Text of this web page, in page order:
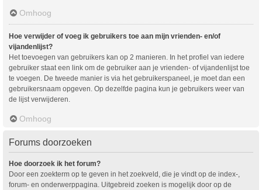
Omhoog
Hoe verwijder of voeg ik gebruikers toe aan mijn vrienden- en/of
vijandenlijst?
Het toevoegen van gebruikers kan op 2 manieren. In het profiel van iedere
gebruiker staat een link om de gebruiker aan je vrienden- of vijandenlijst toe
te voegen. De tweede manier is via het gebruikerspaneel, je moet dan een
gebruikersnaam opgeven. Op dezelfde pagina kun je gebruikers weer van
de lijst verwijderen.
Omhoog
Forums doorzoeken
Hoe doorzoek ik het forum?
Door een zoekterm op te geven in het zoekveld, die je vindt op de index-,
forum- en onderwerppagina. Uitgebreid zoeken is mogelijk door op de